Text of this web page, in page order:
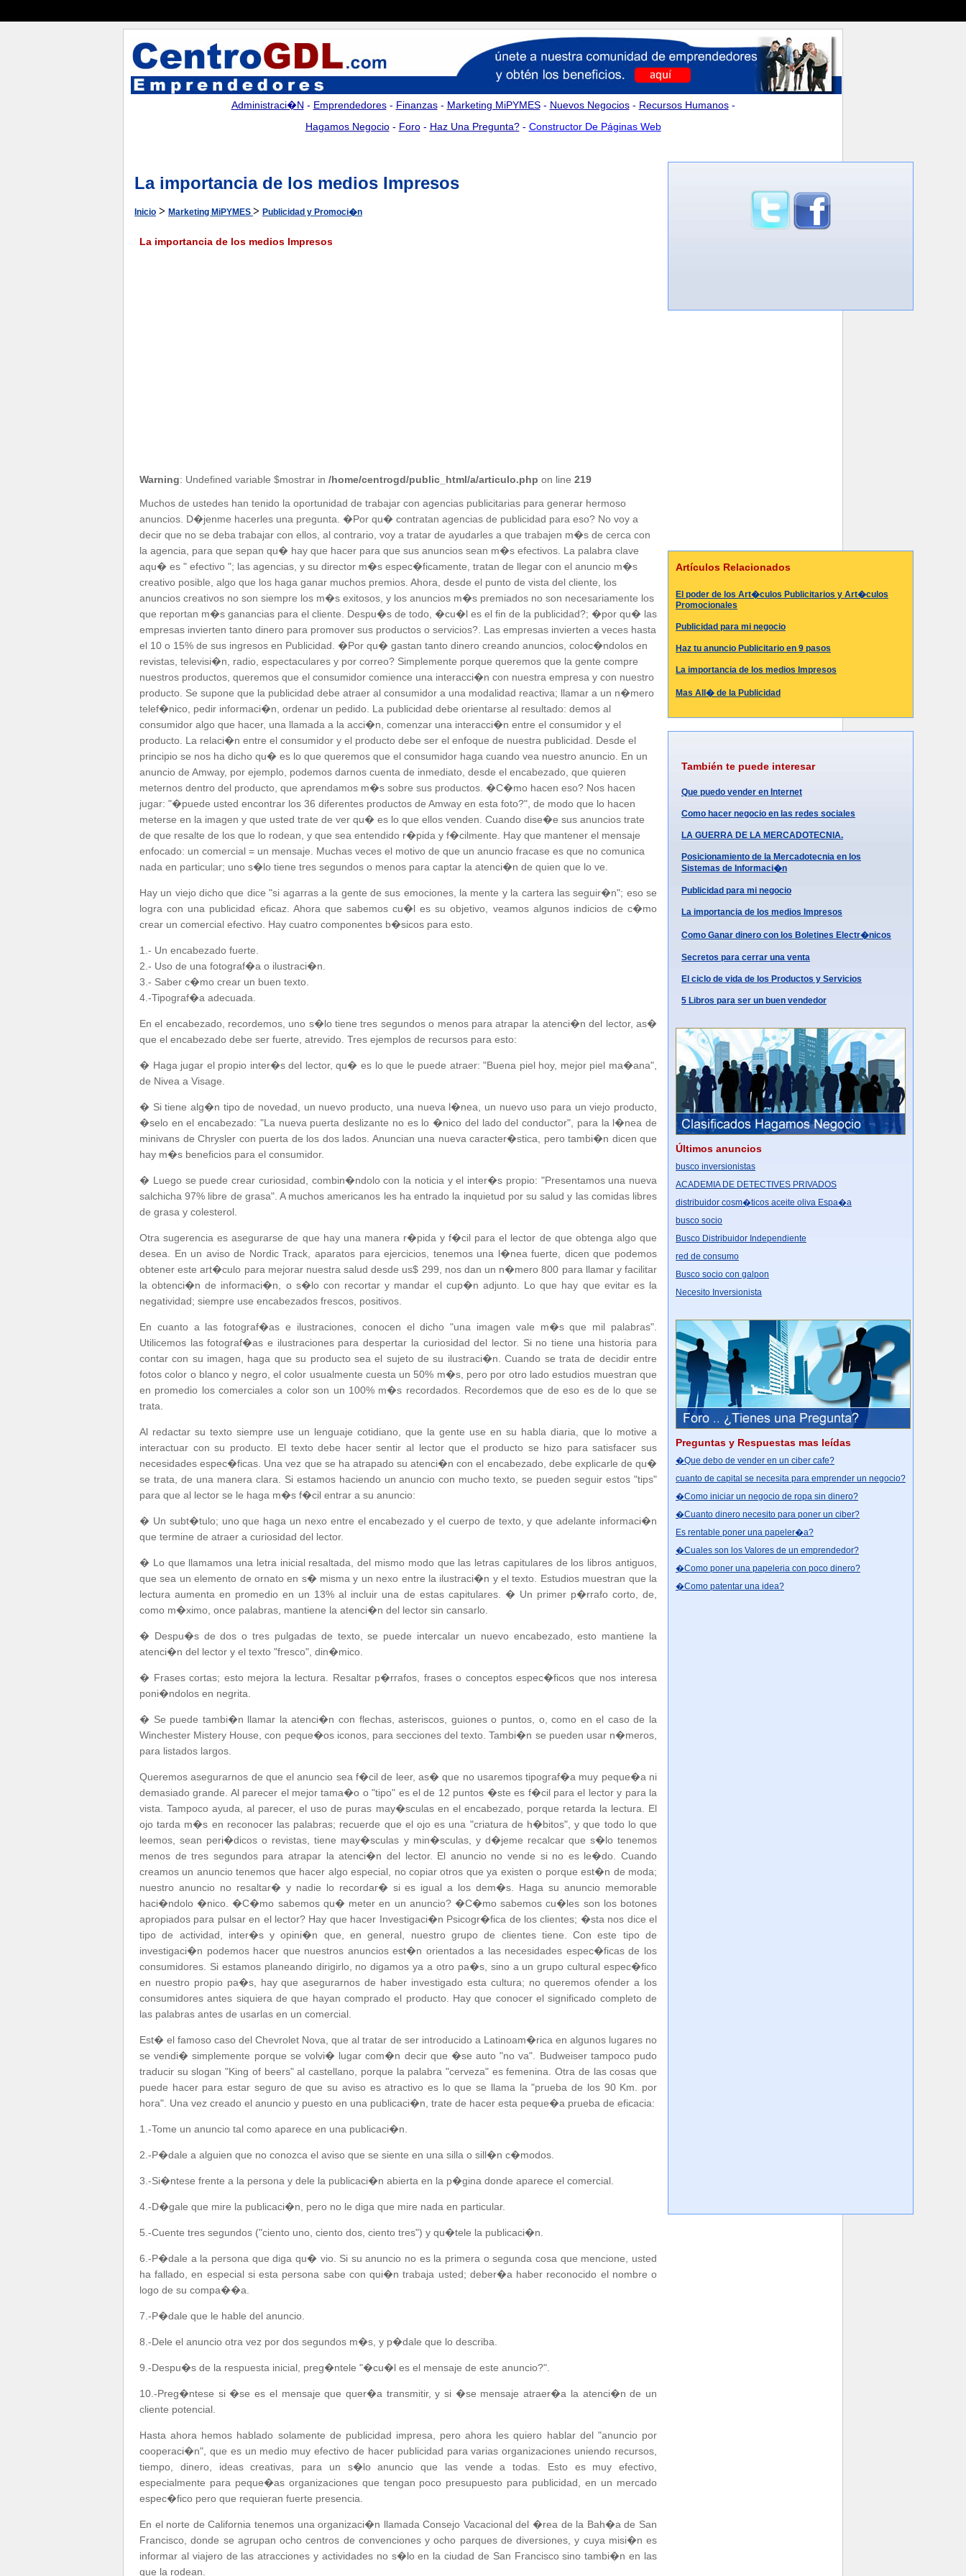
Administraci�n - Emprendedores- Finanzas- Marketing MiPYMES- Nuevos Negocios- Recursos Humanos-
Hagamos Negocio- Foro- Haz Una Pregunta?- Constructor De Páginas Web
La importancia de los medios Impresos
Inicio > Marketing MiPYMES > Publicidad y Promoci�n
La importancia de los medios Impresos
Warning: Undefined variable $mostrar in /home/centrogd/public_html/a/articulo.php on line 219
Muchos de ustedes han tenido la oportunidad de trabajar con agencias publicitarias para generar hermoso
anuncios. D�jenme hacerles una pregunta. �Por qu� contratan agencias de publicidad para eso? No voy a
decir que no se deba trabajar con ellos, al contrario, voy a tratar de ayudarles a que trabajen m�s de cerca con
la agencia, para que sepan qu� hay que hacer para que sus anuncios sean m�s efectivos. La palabra clave
aqu� es " efectivo "; las agencias, y su director m�s espec�ficamente, tratan de llegar con el anuncio m�s
creativo posible, algo que los haga ganar muchos premios. Ahora, desde el punto de vista del cliente, los
anuncios creativos no son siempre los m�s exitosos, y los anuncios m�s premiados no son necesariamente los
que reportan m�s ganancias para el cliente. Despu�s de todo, �cu�l es el fin de la publicidad?; �por qu� las
empresas invierten tanto dinero para promover sus productos o servicios?. Las empresas invierten a veces hasta
el 10 o 15% de sus ingresos en Publicidad. �Por qu� gastan tanto dinero creando anuncios, coloc�ndolos en
revistas, televisi�n, radio, espectaculares y por correo? Simplemente porque queremos que la gente compre
nuestros productos, queremos que el consumidor comience una interacci�n con nuestra empresa y con nuestro
producto. Se supone que la publicidad debe atraer al consumidor a una modalidad reactiva; llamar a un n�mero
telef�nico, pedir informaci�n, ordenar un pedido. La publicidad debe orientarse al resultado: demos al
consumidor algo que hacer, una llamada a la acci�n, comenzar una interacci�n entre el consumidor y el
producto. La relaci�n entre el consumidor y el producto debe ser el enfoque de nuestra publicidad. Desde el
principio se nos ha dicho qu� es lo que queremos que el consumidor haga cuando vea nuestro anuncio. En un
anuncio de Amway, por ejemplo, podemos darnos cuenta de inmediato, desde el encabezado, que quieren
meternos dentro del producto, que aprendamos m�s sobre sus productos. �C�mo hacen eso? Nos hacen
jugar: "�puede usted encontrar los 36 diferentes productos de Amway en esta foto?", de modo que lo hacen
meterse en la imagen y que usted trate de ver qu� es lo que ellos venden. Cuando dise�e sus anuncios trate
de que resalte de los que lo rodean, y que sea entendido r�pida y f�cilmente. Hay que mantener el mensaje
enfocado: un comercial = un mensaje. Muchas veces el motivo de que un anuncio fracase es que no comunica
nada en particular; uno s�lo tiene tres segundos o menos para captar la atenci�n de quien que lo ve.
Hay un viejo dicho que dice "si agarras a la gente de sus emociones, la mente y la cartera las seguir�n"; eso se
logra con una publicidad eficaz. Ahora que sabemos cu�l es su objetivo, veamos algunos indicios de c�mo
crear un comercial efectivo. Hay cuatro componentes b�sicos para esto.
1.- Un encabezado fuerte.
2.- Uso de una fotograf�a o ilustraci�n.
3.- Saber c�mo crear un buen texto.
4.-Tipograf�a adecuada.
En el encabezado, recordemos, uno s�lo tiene tres segundos o menos para atrapar la atenci�n del lector, as�
que el encabezado debe ser fuerte, atrevido. Tres ejemplos de recursos para esto:
� Haga jugar el propio inter�s del lector, qu� es lo que le puede atraer: "Buena piel hoy, mejor piel ma�ana",
de Nivea a Visage.
� Si tiene alg�n tipo de novedad, un nuevo producto, una nueva l�nea, un nuevo uso para un viejo producto,
�selo en el encabezado: "La nueva puerta deslizante no es lo �nico del lado del conductor", para la l�nea de
minivans de Chrysler con puerta de los dos lados. Anuncian una nueva caracter�stica, pero tambi�n dicen que
hay m�s beneficios para el consumidor.
� Luego se puede crear curiosidad, combin�ndolo con la noticia y el inter�s propio: "Presentamos una nueva
salchicha 97% libre de grasa". A muchos americanos les ha entrado la inquietud por su salud y las comidas libres
de grasa y colesterol.
Otra sugerencia es asegurarse de que hay una manera r�pida y f�cil para el lector de que obtenga algo que
desea. En un aviso de Nordic Track, aparatos para ejercicios, tenemos una l�nea fuerte, dicen que podemos
obtener este art�culo para mejorar nuestra salud desde us$ 299, nos dan un n�mero 800 para llamar y facilitar
la obtenci�n de informaci�n, o s�lo con recortar y mandar el cup�n adjunto. Lo que hay que evitar es la
negatividad; siempre use encabezados frescos, positivos.
En cuanto a las fotograf�as e ilustraciones, conocen el dicho "una imagen vale m�s que mil palabras".
Utilicemos las fotograf�as e ilustraciones para despertar la curiosidad del lector. Si no tiene una historia para
contar con su imagen, haga que su producto sea el sujeto de su ilustraci�n. Cuando se trata de decidir entre
fotos color o blanco y negro, el color usualmente cuesta un 50% m�s, pero por otro lado estudios muestran que
en promedio los comerciales a color son un 100% m�s recordados. Recordemos que de eso es de lo que se
trata.
Al redactar su texto siempre use un lenguaje cotidiano, que la gente use en su habla diaria, que lo motive a
interactuar con su producto. El texto debe hacer sentir al lector que el producto se hizo para satisfacer sus
necesidades espec�ficas. Una vez que se ha atrapado su atenci�n con el encabezado, debe explicarle de qu�
se trata, de una manera clara. Si estamos haciendo un anuncio con mucho texto, se pueden seguir estos "tips"
para que al lector se le haga m�s f�cil entrar a su anuncio:
� Un subt�tulo; uno que haga un nexo entre el encabezado y el cuerpo de texto, y que adelante informaci�n
que termine de atraer a curiosidad del lector.
� Lo que llamamos una letra inicial resaltada, del mismo modo que las letras capitulares de los libros antiguos,
que sea un elemento de ornato en s� misma y un nexo entre la ilustraci�n y el texto. Estudios muestran que la
lectura aumenta en promedio en un 13% al incluir una de estas capitulares. � Un primer p�rrafo corto, de,
como m�ximo, once palabras, mantiene la atenci�n del lector sin cansarlo.
� Despu�s de dos o tres pulgadas de texto, se puede intercalar un nuevo encabezado, esto mantiene la
atenci�n del lector y el texto "fresco", din�mico.
� Frases cortas; esto mejora la lectura. Resaltar p�rrafos, frases o conceptos espec�ficos que nos interesa
poni�ndolos en negrita.
� Se puede tambi�n llamar la atenci�n con flechas, asteriscos, guiones o puntos, o, como en el caso de la
Winchester Mistery House, con peque�os iconos, para secciones del texto. Tambi�n se pueden usar n�meros,
para listados largos.
Queremos asegurarnos de que el anuncio sea f�cil de leer, as� que no usaremos tipograf�a muy peque�a ni
demasiado grande. Al parecer el mejor tama�o o "tipo" es el de 12 puntos �ste es f�cil para el lector y para la
vista. Tampoco ayuda, al parecer, el uso de puras may�sculas en el encabezado, porque retarda la lectura. El
ojo tarda m�s en reconocer las palabras; recuerde que el ojo es una "criatura de h�bitos", y que todo lo que
leemos, sean peri�dicos o revistas, tiene may�sculas y min�sculas, y d�jeme recalcar que s�lo tenemos
menos de tres segundos para atrapar la atenci�n del lector. El anuncio no vende si no es le�do. Cuando
creamos un anuncio tenemos que hacer algo especial, no copiar otros que ya existen o porque est�n de moda;
nuestro anuncio no resaltar� y nadie lo recordar� si es igual a los dem�s. Haga su anuncio memorable
haci�ndolo �nico. �C�mo sabemos qu� meter en un anuncio? �C�mo sabemos cu�les son los botones
apropiados para pulsar en el lector? Hay que hacer Investigaci�n Psicogr�fica de los clientes; �sta nos dice el
tipo de actividad, inter�s y opini�n que, en general, nuestro grupo de clientes tiene. Con este tipo de
investigaci�n podemos hacer que nuestros anuncios est�n orientados a las necesidades espec�ficas de los
consumidores. Si estamos planeando dirigirlo, no digamos ya a otro pa�s, sino a un grupo cultural espec�fico
en nuestro propio pa�s, hay que asegurarnos de haber investigado esta cultura; no queremos ofender a los
consumidores antes siquiera de que hayan comprado el producto. Hay que conocer el significado completo de
las palabras antes de usarlas en un comercial.
Est� el famoso caso del Chevrolet Nova, que al tratar de ser introducido a Latinoam�rica en algunos lugares no
se vendi� simplemente porque se volvi� lugar com�n decir que �se auto "no va". Budweiser tampoco pudo
traducir su slogan "King of beers" al castellano, porque la palabra "cerveza" es femenina. Otra de las cosas que
puede hacer para estar seguro de que su aviso es atractivo es lo que se llama la "prueba de los 90 Km. por
hora". Una vez creado el anuncio y puesto en una publicaci�n, trate de hacer esta peque�a prueba de eficacia:
1.-Tome un anuncio tal como aparece en una publicaci�n.
2.-P�dale a alguien que no conozca el aviso que se siente en una silla o sill�n c�modos.
3.-Si�ntese frente a la persona y dele la publicaci�n abierta en la p�gina donde aparece el comercial.
4.-D�gale que mire la publicaci�n, pero no le diga que mire nada en particular.
5.-Cuente tres segundos ("ciento uno, ciento dos, ciento tres") y qu�tele la publicaci�n.
6.-P�dale a la persona que diga qu� vio. Si su anuncio no es la primera o segunda cosa que mencione, usted
ha fallado, en especial si esta persona sabe con qui�n trabaja usted; deber�a haber reconocido el nombre o
logo de su compa��a.
7.-P�dale que le hable del anuncio.
8.-Dele el anuncio otra vez por dos segundos m�s, y p�dale que lo describa.
9.-Despu�s de la respuesta inicial, preg�ntele "�cu�l es el mensaje de este anuncio?".
10.-Preg�ntese si �se es el mensaje que quer�a transmitir, y si �se mensaje atraer�a la atenci�n de un
cliente potencial.
Hasta ahora hemos hablado solamente de publicidad impresa, pero ahora les quiero hablar del "anuncio por
cooperaci�n", que es un medio muy efectivo de hacer publicidad para varias organizaciones uniendo recursos,
tiempo, dinero, ideas creativas, para un s�lo anuncio que las vende a todas. Esto es muy efectivo,
especialmente para peque�as organizaciones que tengan poco presupuesto para publicidad, en un mercado
espec�fico pero que requieran fuerte presencia.
En el norte de California tenemos una organizaci�n llamada Consejo Vacacional del �rea de la Bah�a de San
Francisco, donde se agrupan ocho centros de convenciones y ocho parques de diversiones, y cuya misi�n es
informar al viajero de las atracciones y actividades no s�lo en la ciudad de San Francisco sino tambi�n en las
que la rodean.
Artículos Relacionados
El poder de los Art�culos Publicitarios y Art�culos
Promocionales
Publicidad para mi negocio
Haz tu anuncio Publicitario en 9 pasos
La importancia de los medios Impresos
Mas All� de la Publicidad
También te puede interesar
Que puedo vender en Internet
Como hacer negocio en las redes sociales
LA GUERRA DE LA MERCADOTECNIA.
Posicionamiento de la Mercadotecnia en los
Sistemas de Informaci�n
Publicidad para mi negocio
La importancia de los medios Impresos
Como Ganar dinero con los Boletines Electr�nicos
Secretos para cerrar una venta
El ciclo de vida de los Productos y Servicios
5 Libros para ser un buen vendedor
Últimos anuncios
busco inversionistas
ACADEMIA DE DETECTIVES PRIVADOS
distribuidor cosm�ticos aceite oliva Espa�a
busco socio
Busco Distribuidor Independiente
red de consumo
Busco socio con galpon
Necesito Inversionista
Preguntas y Respuestas mas leídas
�Que debo de vender en un ciber cafe?
cuanto de capital se necesita para emprender un negocio?
�Como iniciar un negocio de ropa sin dinero?
�Cuanto dinero necesito para poner un ciber?
Es rentable poner una papeler�a?
�Cuales son los Valores de un emprendedor?
�Como poner una papeleria con poco dinero?
�Como patentar una idea?